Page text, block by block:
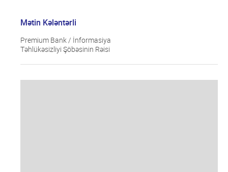
Mətin Kələntərli
Premium Bank / İnformasiya
Təhlükəsizliyi Şöbəsinin Rəisi